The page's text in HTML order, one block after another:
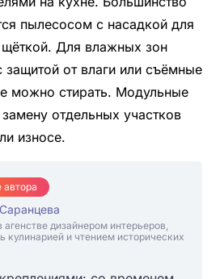
пылесосом с насадкой для
Для влажных зон
защитой от влаги или съёмные
можно стирать. Модульные
отдельных участков
износе.
дизайнером интерьеров,
кулинарией и чтением исторических